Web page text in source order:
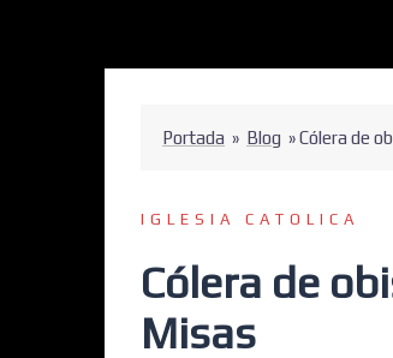
Portada » Blog »Cólera de
IGLESIA CATOLICA
Cólera de
Misas